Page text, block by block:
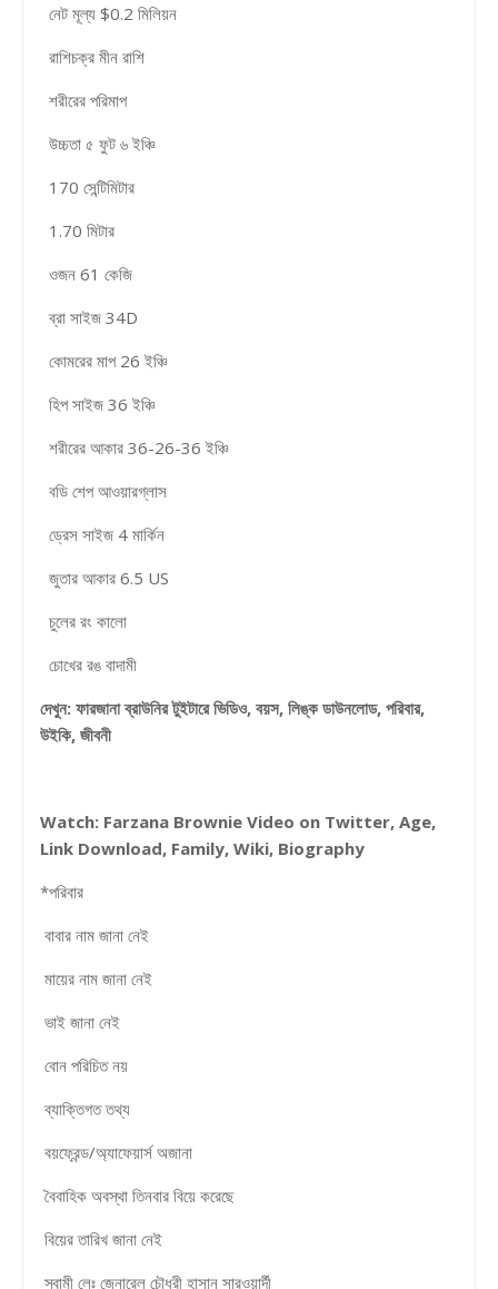
নেট মূল্য $0.2 মিলিয়ন
রাশিচক্র মীন রাশি
শরীরের পরিমাপ
উচ্চতা ৫ ফুট ৬ ইঞ্চি
170 সেন্টিমিটার
1.70 মিটার
ওজন 61 কেজি
ব্রা সাইজ 34D
কোমরের মাপ 26 ইঞ্চি
হিপ সাইজ 36 ইঞ্চি
শরীরের আকার 36-26-36 ইঞ্চি
বডি শেপ আওয়ারগ্লাস
ড্রেস সাইজ 4 মার্কিন
জুতার আকার 6.5 US
চুলের রং কালো
চোখের রঙ বাদামী
দেখুন: ফারজানা ব্রাউনির টুইটারে ভিডিও, বয়স, লিঙ্ক ডাউনলোড, পরিবার,
উইকি, জীবনী
Watch: Farzana Brownie Video on Twitter, Age,
Link Download, Family, Wiki, Biography
*পরিবার
বাবার নাম জানা নেই
মায়ের নাম জানা নেই
ভাই জানা নেই
বোন পরিচিত নয়
ব্যাক্তিগত তথ্য
বয়ফ্রেন্ড/অ্যাফেয়ার্স অজানা
বৈবাহিক অবস্থা তিনবার বিয়ে করেছে
বিয়ের তারিখ জানা নেই
স্বামী লেঃ জেনারেল চৌধুরী হাসান সারওয়ার্দী